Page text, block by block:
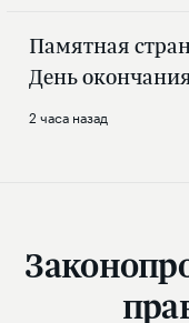
Памятная
День
2 часа назад